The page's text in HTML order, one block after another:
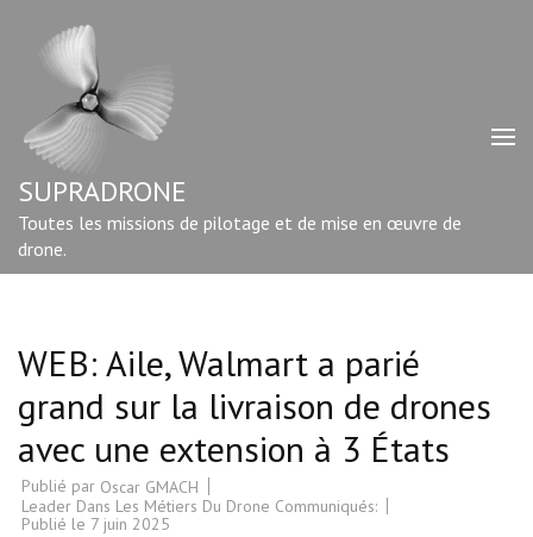
contenu
Entrée)
SUPRADRONE
Toutes les missions de pilotage et de mise en œuvre de
drone.
WEB: Aile, Walmart a parié
grand sur la livraison de drones
avec une extension à 3 États
Publié par Oscar GMACH
Leader Dans Les Métiers Du Drone Communiqués:
Publié le 7 juin 2025